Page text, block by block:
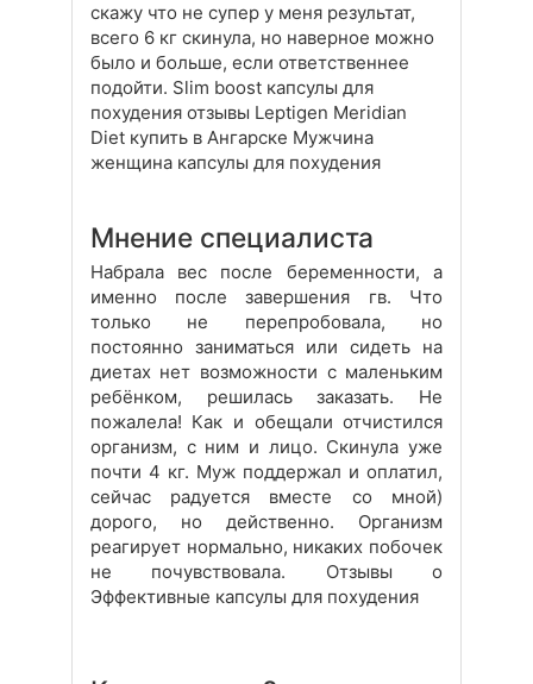
скажу что не супер у меня результат,
всего 6 кг скинула, но наверное можно
было и больше, если ответственнее
подойти. Slim boost капсулы для
похудения отзывы Leptigen Meridian
Diet купить в Ангарске Мужчина
женщина капсулы для похудения
Мнение специалиста
Набрала вес после беременности, а
именно после завершения гв. Что
только не перепробовала, но
постоянно заниматься или сидеть на
диетах нет возможности с маленьким
ребёнком, решилась заказать. Не
пожалела! Как и обещали отчистился
организм, с ним и лицо. Скинула уже
почти 4 кг. Муж поддержал и оплатил,
сейчас радуется вместе со мной)
дорого, но действенно. Организм
реагирует нормально, никаких побочек
не почувствовала. Отзывы о
Эффективные капсулы для похудения